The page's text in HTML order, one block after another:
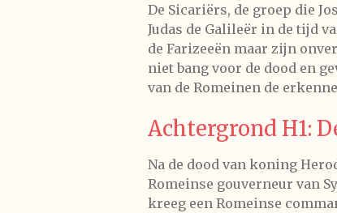
De Sicariërs, de groep die
Judas de Galileër in de tijd
de Farizeeën maar zijn
niet bang voor de dood en
van de Romeinen de
Achtergrond H1:
Na de dood van koning
Romeinse gouverneur van
kreeg een Romeinse